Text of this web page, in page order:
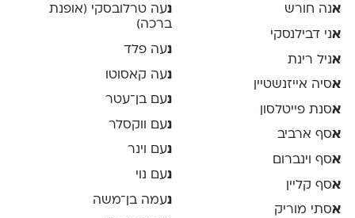
אנה חורש
אני דבילנסקי
אניל רינת
אסיה אייזנשטיין
אסנת פייטלסון
אסף ארביב
אסף וינברום
אסף קליין
אסתי מוריק
נעה טרלובסקי (אופנת
ברכה)
נעה פלד
נעה קאסוטו
נעם בן־עטר
נעם ווקסלר
נעם וינר
נעם נוי
נעמה בן־משה